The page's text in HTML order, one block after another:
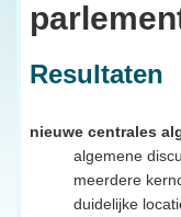
Resultaten
nieuwe centrales
algemene
meerdere
duidelijke